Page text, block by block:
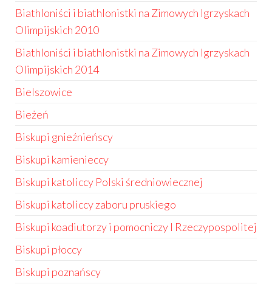
Biathloniści i biathlonistki na Zimowych Igrzyskach
Olimpijskich 2010
Biathloniści i biathlonistki na Zimowych Igrzyskach
Olimpijskich 2014
Bielszowice
Bieżeń
Biskupi gnieźnieńscy
Biskupi kamienieccy
Biskupi katoliccy Polski średniowiecznej
Biskupi katoliccy zaboru pruskiego
Biskupi koadiutorzy i pomocniczy I Rzeczypospolitej
Biskupi płoccy
Biskupi poznańscy